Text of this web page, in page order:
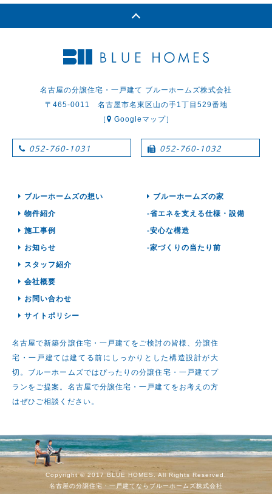
名古屋の分譲住宅・一戸建て ブルーホームズ株式会社
〒465-0011 名古屋市名東区山の手1丁目529番地
［
Googleマップ］
052-760-1031 052-760-1032
ブルーホームズの想い
物件紹介
施工事例
お知らせ
スタッフ紹介
ブルーホームズの家
-省エネを支える仕様・設備
-安心な構造
-家づくりの当たり前
会社概要
お問い合わせ
サイトポリシー
名古屋で新築分譲住宅・一戸建てをご検討の皆様、分譲住
宅・一戸建ては建てる前にしっかりとした構造設計が大
切。ブルーホームズではぴったりの分譲住宅・一戸建てプ
ランをご提案。名古屋で分譲住宅・一戸建てをお考えの方
はぜひご相談ください。
Copyright © 2017 BLUE HOMES. All Rights Reserved.
名古屋の分譲住宅・一戸建てならブルーホームズ株式会社